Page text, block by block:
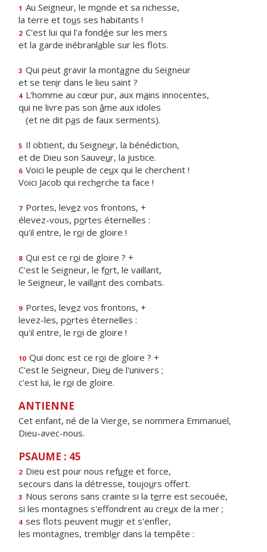
1 Au Seigneur, le monde et sa richesse,
la terre et tous ses habitants !
2 C'est lui qui l'a fondée sur les mers
et la garde inébranlable sur les flots.
3 Qui peut gravir la montagne du Seigneur
et se tenir dans le lieu saint ?
4 L'homme au cœur pur, aux mains innocentes,
qui ne livre pas son âme aux idoles
(et ne dit pas de faux serments).
5 Il obtient, du Seigneur, la bénédiction,
et de Dieu son Sauveur, la justice.
6 Voici le peuple de ceux qui le cherchent !
Voici Jacob qui recherche ta face !
7 Portes, levez vos frontons, +
élevez-vous, portes éternelles :
qu'il entre, le roi de gloire !
8 Qui est ce roi de gloire ? +
C'est le Seigneur, le fort, le vaillant,
le Seigneur, le vaillant des combats.
9 Portes, levez vos frontons, +
levez-les, portes éternelles :
qu'il entre, le roi de gloire !
10 Qui donc est ce roi de gloire ? +
C'est le Seigneur, Dieu de l'univers ;
c'est lui, le roi de gloire.
ANTIENNE
Cet enfant, né de la Vierge, se nommera Emmanuel,
Dieu-avec-nous.
PSAUME : 45
2 Dieu est pour nous refuge et force,
secours dans la détresse, toujours offert.
3 Nous serons sans crainte si la terre est secouée,
si les montagnes s'effondrent au creux de la mer ;
4 ses flots peuvent mugir et s'enfler,
les montagnes, trembler dans la tempête :